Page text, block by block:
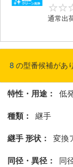
通常出
8 の型番候補があ
特性・用途： 低
種類： 継手
継手 形状： 変換
同径・異径： 同